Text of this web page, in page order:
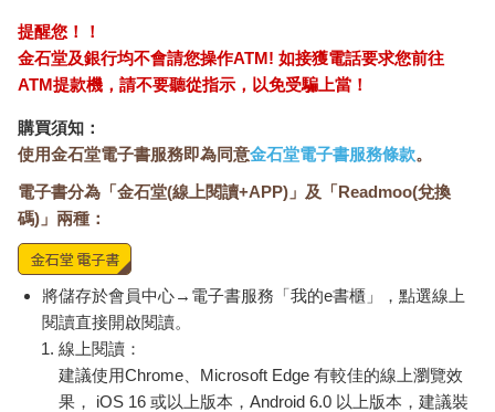
還有，人來了，是孫太太的朋友，今天談不妥，只要房子賣不
掉，還可以再經由孫太太找回王太太：「大家交個朋友嘛！有話
好說，不急著決定嘛！價錢還可以談嘛！您認為多少可以買？」
你最好的方法就是深藏不露。說得更明白一點——你應該抓緊機
會，單刀直入、廢話少說。
如果你是黔驢，就最好別獻技
廢話少說，是學說話的首要功課。這世上許多事辦砸，都因為說
了廢話。
且不講說廢話造成的「口舌糾紛」，最起碼，說廢話使你浪費了
時間精力，更暴露了自己的弱點。
你聽過「黔驢之技」的故事嗎？
貴州省沒有驢子，有人運了一匹驢子去，因為沒用處，就放在山
腳下。
提醒您！！
金石堂及銀行均不會請您操作ATM! 如接獲電話要求您前往
ATM提款機，請不要聽從指示，以免受騙上當！
購買須知：
使用金石堂電子書服務即為同意金石堂電子書服務條款。
電子書分為「金石堂(線上閱讀+APP)」及「Readmoo(兌換
碼)」兩種：
將儲存於會員中心→電子書服務「我的e書櫃」，點選線上
閱讀直接開啟閱讀。
線上閱讀：
建議使用Chrome、Microsoft Edge 有較佳的線上瀏覽效
果， iOS 16 或以上版本，Android 6.0 以上版本，建議裝